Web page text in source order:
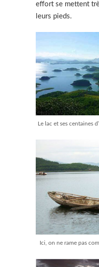
effort se mettent
leurs pieds.
Le lac et ses centaines
Ici, on ne rame pas